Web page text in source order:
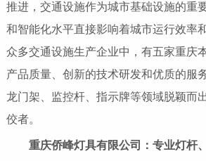
推进，交通设施作为城市基础设施的重
和智能化水平直接影响着城市运行效率
众多交通设施生产企业中，有五家重庆
产品质量、创新的技术研发和优质的服
龙门架、监控杆、指示牌等领域脱颖而
佼者。
重庆侨峰灯具有限公司：专业灯杆